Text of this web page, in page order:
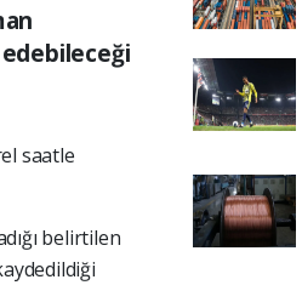
edebileceği
saatle
belirtilen